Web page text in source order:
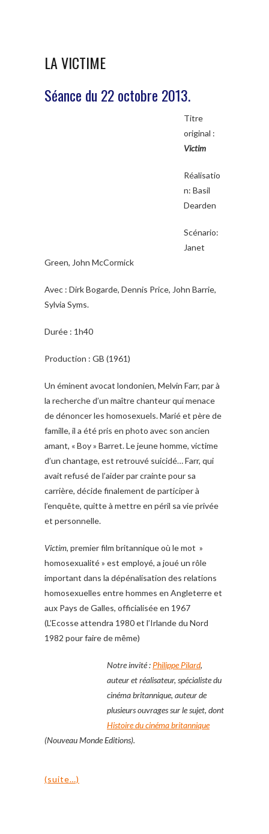
LA VICTIME
Séance du 22 octobre 2013.
Titre
original :
Victim
Réalisatio
n: Basil
Dearden
Scénario:
Janet
Green, John McCormick
Avec : Dirk Bogarde, Dennis Price, John Barrie,
Sylvia Syms.
Durée : 1h40
Production : GB (1961)
Un éminent avocat londonien, Melvin Farr, par à
la recherche d’un maître chanteur qui menace
de dénoncer les homosexuels. Marié et père de
famille, il a été pris en photo avec son ancien
amant, « Boy » Barret. Le jeune homme, victime
d’un chantage, est retrouvé suicidé… Farr, qui
avait refusé de l’aider par crainte pour sa
carrière, décide finalement de participer à
l’enquête, quitte à mettre en péril sa vie privée
et personnelle.
Victim, premier film britannique où le mot »
homosexualité » est employé, a joué un rôle
important dans la dépénalisation des relations
homosexuelles entre hommes en Angleterre et
aux Pays de Galles, officialisée en 1967
(L’Ecosse attendra 1980 et l’Irlande du Nord
1982 pour faire de même)
Notre invité : Philippe Pilard,
auteur et réalisateur, spécialiste du
cinéma britannique, auteur de
plusieurs ouvrages sur le sujet, dont
Histoire du cinéma britannique
(Nouveau Monde Editions).
(suite…)